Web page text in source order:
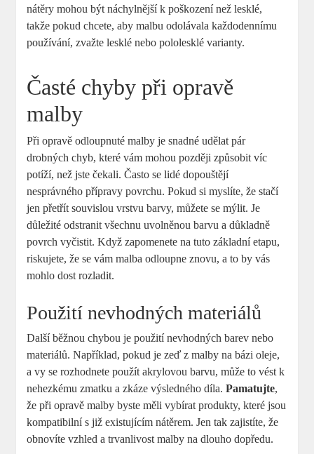
nátěry mohou být náchylnější k poškození než lesklé,
takže pokud chcete, aby malbu odolávala každodennímu
používání, zvažte lesklé nebo pololesklé varianty.
Časté chyby při opravě
malby
Při opravě odloupnuté malby je snadné udělat pár
drobných chyb, které vám mohou později způsobit víc
potíží, než jste čekali. Často se lidé dopouštějí
nesprávného přípravy povrchu. Pokud si myslíte, že stačí
jen přetřít souvislou vrstvu barvy, můžete se mýlit. Je
důležité odstranit všechnu uvolněnou barvu a důkladně
povrch vyčistit. Když zapomenete na tuto základní etapu,
riskujete, že se vám malba odloupne znovu, a to by vás
mohlo dost rozladit.
Použití nevhodných materiálů
Další běžnou chybou je použití nevhodných barev nebo
materiálů. Například, pokud je zeď z malby na bázi oleje,
a vy se rozhodnete použít akrylovou barvu, může to vést k
nehezkému zmatku a zkáze výsledného díla.Pamatujte,
že při opravě malby byste měli vybírat produkty, které jsou
kompatibilní s již existujícím nátěrem. Jen tak zajistíte, že
obnovíte vzhled a trvanlivost malby na dlouho dopředu.